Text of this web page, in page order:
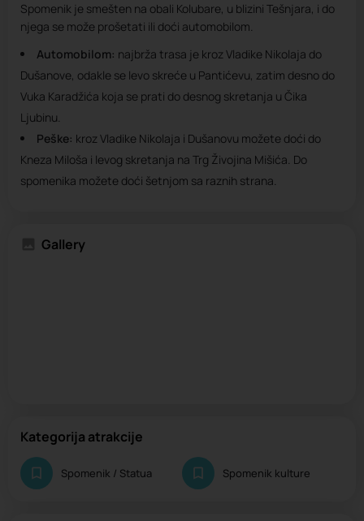
Spomenik je smešten na obali Kolubare, u blizini Tešnjara, i do
njega se može prošetati ili doći automobilom.
Automobilom: najbrža trasa je kroz Vladike Nikolaja do
Dušanove, odakle se levo skreće u Pantićevu, zatim desno do
Vuka Karadžića koja se prati do desnog skretanja u Čika
Ljubinu.
Peške: kroz Vladike Nikolaja i Dušanovu možete doći do
Kneza Miloša i levog skretanja na Trg Živojina Mišića. Do
spomenika možete doći šetnjom sa raznih strana.
Gallery
Kategorija atrakcije
Spomenik / Statua Spomenik kulture